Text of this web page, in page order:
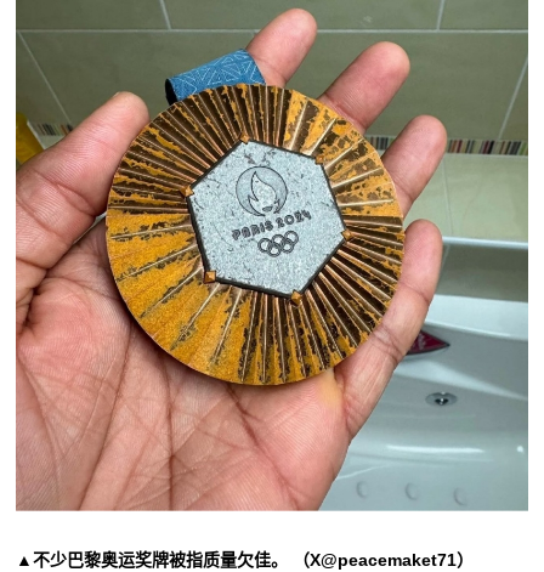
▲不少巴黎奥运奖牌被指质量欠佳。 （X@peacemaket71）